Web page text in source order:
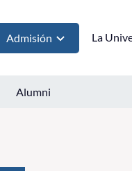
Admisión La
Alumni